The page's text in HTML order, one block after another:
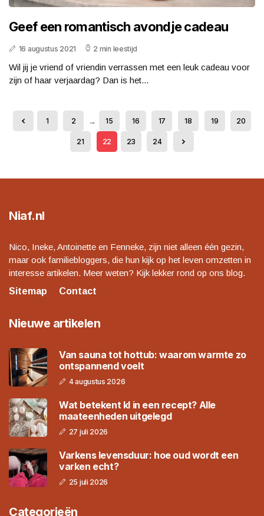
Geef een romantisch avondje cadeau
16 augustus 2021 2 min leestijd
Wil jij je vriend of vriendin verrassen met een leuk cadeau voor
zijn of haar verjaardag? Dan is het...
1 2 ... 15 16 17 18 19 20
21 22 23 24
Niaf.nl
Nico, Ineke, Antoinette en Fenneke, zijn niet alleen één gezin,
maar ook familiebloggers, die hun kijk op het leven omzetten in
interesse artikelen. Meer weten? Kijk lekker rond op ons blog.
Sitemap
Contact
Nieuwe artikelen
Van sauna tot hottub: waarom warmte zo
ontspannend voelt
4 augustus 2026
Wat betekent kl in een recept? Alle
maateenheden uitgelegd
27 juli 2026
Varkens levensduur: hoe oud wordt een
varken echt?
25 juli 2026
Categorieën